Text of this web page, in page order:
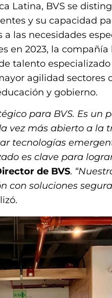
Latina, BVS se
y su capacidad
las necesidades
en 2023, la
talento
agilidad sectores
y gobierno.
para BVS. Es un
vez más abierto a la
tecnologías
es clave para
de BVS.
con soluciones